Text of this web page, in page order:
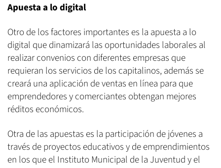
Apuesta a lo digital
Otro de los factores importantes es la apuesta a lo
digital que dinamizará las oportunidades laborales al
realizar convenios con diferentes empresas que
requieran los servicios de los capitalinos, además se
creará una aplicación de ventas en línea para que
emprendedores y comerciantes obtengan mejores
réditos económicos.
Otra de las apuestas es la participación de jóvenes a
través de proyectos educativos y de emprendimientos
en los que el Instituto Municipal de la Juventud y el